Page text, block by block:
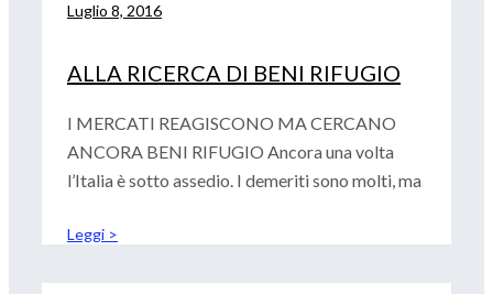
Luglio 8, 2016
ALLA RICERCA DI BENI RIFUGIO
I MERCATI REAGISCONO MA CERCANO
ANCORA BENI RIFUGIO Ancora una volta
l’Italia è sotto assedio. I demeriti sono molti, ma
Leggi >